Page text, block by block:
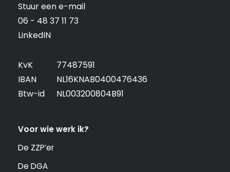
Stuur een e-mail
06 - 48 37 11 73
LinkedIN
KvK
77487591
IBAN
NL16KNAB0400476436
Btw-id
NL003200804B91
Voor wie werk ik?
De ZZP’er
De DGA